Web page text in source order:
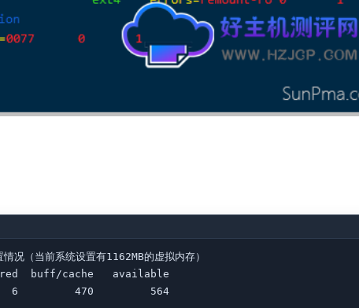
前系统设置有1162MB的虚拟内存）
buff/cache   available
6         470         564